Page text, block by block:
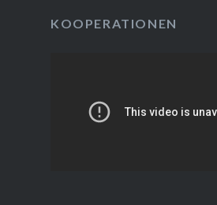
KOOPERATIONEN